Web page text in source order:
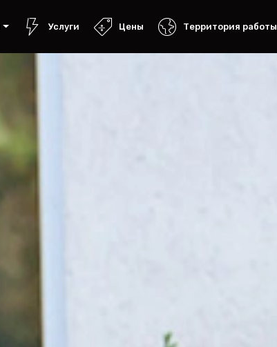
Услуги Цены Территория работы